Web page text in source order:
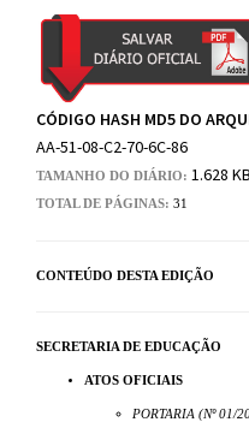
CÓDIGO HASH MD5 DO
AA-51-08-C2-70-6C-86
TAMANHO DO DIÁRIO: 1.628 KB
TOTAL DE PÁGINAS: 31
CONTEÚDO DESTA EDIÇÃO
SECRETARIA DE EDUCAÇÃO
ATOS OFICIAIS
PORTARIA (Nº 01/